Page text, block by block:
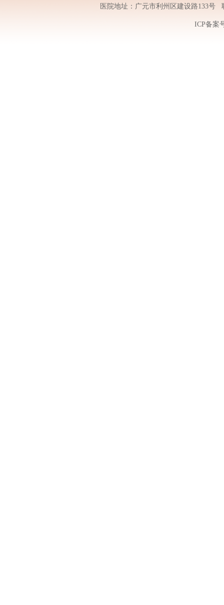
医院地址：广元市利州区建设路133号
ICP备案